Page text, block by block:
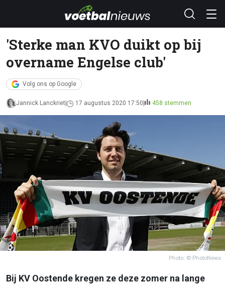
'Sterke man KVO duikt op bij
overname Engelse club'
Volg ons op Google
Jannick Lanckriet 17 augustus 2020 17:50 458 stemmen
Photo: © PhotoNews
Bij KV Oostende kregen ze deze zomer na lange